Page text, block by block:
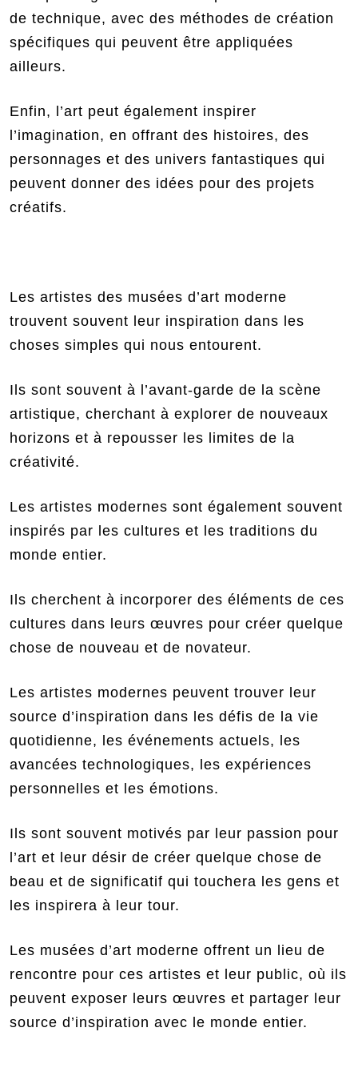
de technique, avec des méthodes de création
spécifiques qui peuvent être appliquées
ailleurs.
Enfin, l’art peut également inspirer
l’imagination, en offrant des histoires, des
personnages et des univers fantastiques qui
peuvent donner des idées pour des projets
créatifs.
Les artistes des musées d’art moderne
trouvent souvent leur inspiration dans les
choses simples qui nous entourent.
Ils sont souvent à l’avant-garde de la scène
artistique, cherchant à explorer de nouveaux
horizons et à repousser les limites de la
créativité.
Les artistes modernes sont également souvent
inspirés par les cultures et les traditions du
monde entier.
Ils cherchent à incorporer des éléments de ces
cultures dans leurs œuvres pour créer quelque
chose de nouveau et de novateur.
Les artistes modernes peuvent trouver leur
source d’inspiration dans les défis de la vie
quotidienne, les événements actuels, les
avancées technologiques, les expériences
personnelles et les émotions.
Ils sont souvent motivés par leur passion pour
l’art et leur désir de créer quelque chose de
beau et de significatif qui touchera les gens et
les inspirera à leur tour.
Les musées d’art moderne offrent un lieu de
rencontre pour ces artistes et leur public, où ils
peuvent exposer leurs œuvres et partager leur
source d’inspiration avec le monde entier.